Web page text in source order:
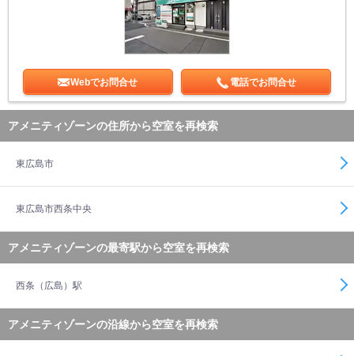
Webでお問合せ 電話でお問合せ
アメニティゾーンの住所から空室を再検索
東広島市
東広島市西条中央
アメニティゾーンの最寄駅から空室を再検索
西条（広島）駅
アメニティゾーンの沿線から空室を再検索